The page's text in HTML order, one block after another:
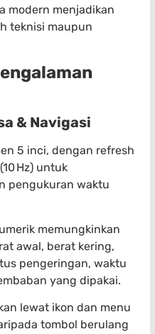
modern menjadikan
teknisi maupun
& Navigasi
5 inci, dengan refresh
Hz) untuk
pengukuran waktu
memungkinkan
awal, berat kering,
pengeringan, waktu
yang dipakai.
lewat ikon dan menu
tombol berulang